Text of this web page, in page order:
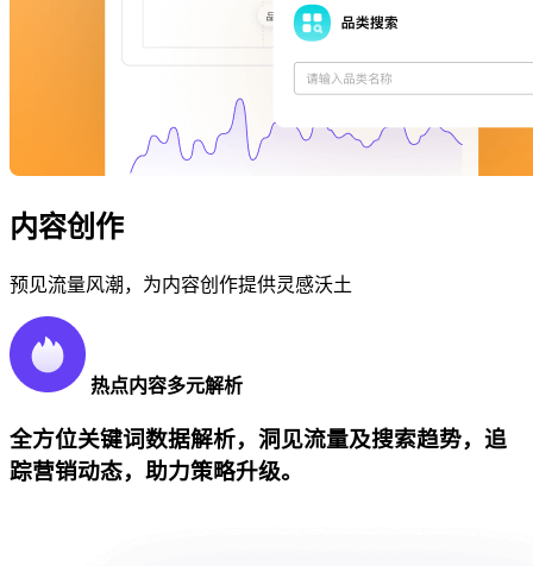
内容创作
预见流量风潮，为内容创作提供灵感沃土
热点内容多元解析
全方位关键词数据解析，洞见流量及搜索趋势，追
踪营销动态，助力策略升级。